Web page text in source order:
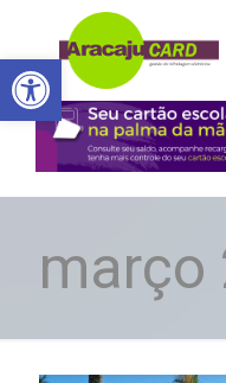
Abrir a barra de ferramentas
março